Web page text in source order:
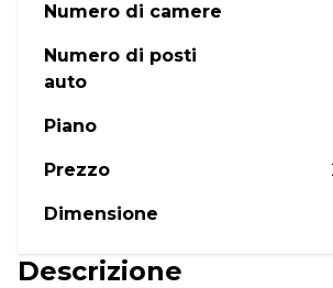
Numero di camere
Numero di posti
auto
Piano
Prezzo
Dimensione
Descrizione